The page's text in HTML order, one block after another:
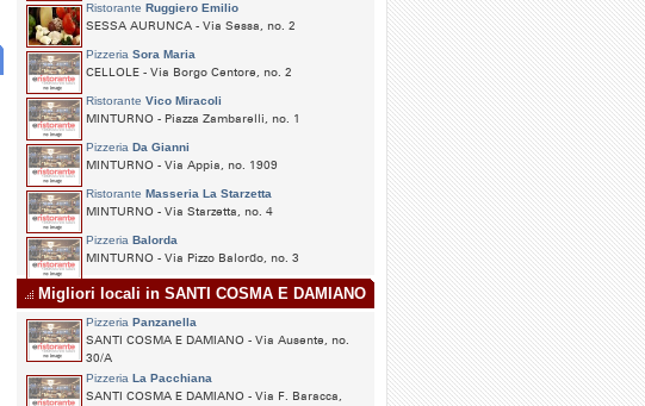
Ristorante Ruggiero Emilio
SESSA AURUNCA - Via Sessa, no. 2
Pizzeria Sora Maria
CELLOLE - Via Borgo Centore, no. 2
Ristorante Vico Miracoli
MINTURNO - Piazza Zambarelli, no. 1
Pizzeria Da Gianni
MINTURNO - Via Appia, no. 1909
Ristorante Masseria La Starzetta
MINTURNO - Via Starzetta, no. 4
Pizzeria Balorda
MINTURNO - Via Pizzo Balordo, no. 3
Migliori locali in SANTI COSMA E DAMIANO
Pizzeria Panzanella
SANTI COSMA E DAMIANO - Via Ausente, no.
30/A
Pizzeria La Pacchiana
SANTI COSMA E DAMIANO - Via F. Baracca,